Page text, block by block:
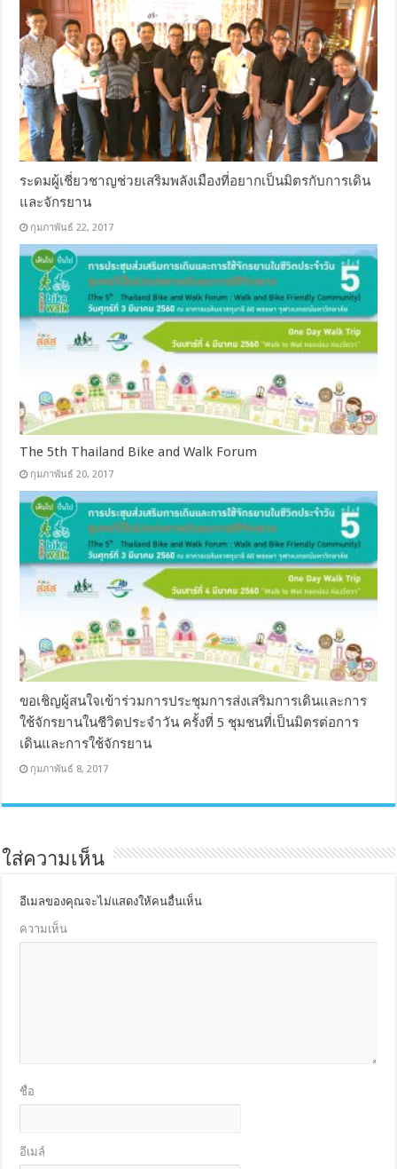
ระดมผู้เชี่ยวชาญช่วยเสริมพลังเมืองที่อยากเป็นมิตรกับการเดิน
และจักรยาน
กุมภาพันธ์ 22, 2017
The 5th Thailand Bike and Walk Forum
กุมภาพันธ์ 20, 2017
ขอเชิญผู้สนใจเข้าร่วมการประชุมการส่งเสริมการเดินและการ
ใช้จักรยานในชีวิตประจำวัน ครั้งที่ 5 ชุมชนที่เป็นมิตรต่อการ
เดินและการใช้จักรยาน
กุมภาพันธ์ 8, 2017
ใส่ความเห็น
อีเมลของคุณจะไม่แสดงให้คนอื่นเห็น
ความเห็น
ชื่อ
อีเมล์